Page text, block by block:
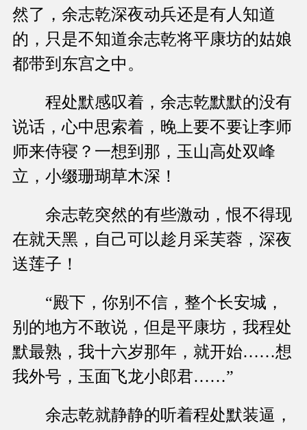
然了，余志乾深夜动兵还是有人知道
的，只是不知道余志乾将平康坊的姑娘
都带到东宫之中。
程处默感叹着，余志乾默默的没有
说话，心中思索着，晚上要不要让李师
师来侍寝？一想到那，玉山高处双峰
立，小缀珊瑚草木深！
余志乾突然的有些激动，恨不得现
在就天黑，自己可以趁月采芙蓉，深夜
送莲子！
“殿下，你别不信，整个长安城，
别的地方不敢说，但是平康坊，我程处
默最熟，我十六岁那年，就开始……想
我外号，玉面飞龙小郎君……”
余志乾就静静的听着程处默装逼，